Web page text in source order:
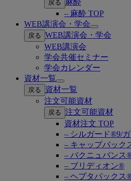
戻る
麻酔
– 麻酔 TOP
WEB講演会・学会
Open
submenu
戻る WEB講演会・学会
WEB講演会
学会共催セミナー
学会カレンダー
資材一覧
Open
submenu
戻る
資材一覧
注文可能資材
戻る 注文可能資材
資材注文 TOP
– シルガード®9/
– キャップバック
– バクニュバンス
– ブリディオン®
– ヘプタバックス